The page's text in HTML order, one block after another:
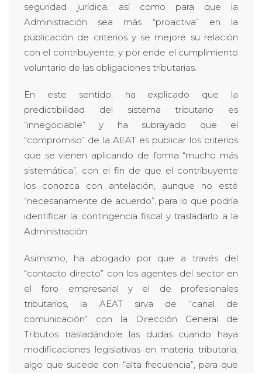
seguridad jurídica, así como para que la
Administración sea más “proactiva” en la
publicación de criterios y se mejore su relación
con el contribuyente, y por ende el cumplimiento
voluntario de las obligaciones tributarias.
En este sentido, ha explicado que la
predictibilidad del sistema tributario es
“innegociable” y ha subrayado que el
“compromiso” de la AEAT es publicar los criterios
que se vienen aplicando de forma “mucho más
sistemática”, con el fin de que el contribuyente
los conozca con antelación, aunque no esté
“necesariamente de acuerdo”, para lo que podría
identificar la contingencia fiscal y trasladarlo a la
Administración.
Asimismo, ha abogado por que a través del
“contacto directo” con los agentes del sector en
el foro empresarial y el de profesionales
tributarios, la AEAT sirva de “canal de
comunicación” con la Dirección General de
Tributos trasladándole las dudas cuando haya
modificaciones legislativas en materia tributaria,
algo que sucede con “alta frecuencia”, para que